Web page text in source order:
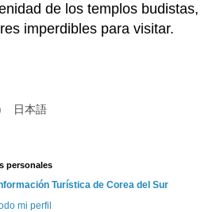
de los templos budistas,
imperdibles para visitar.
日本語
personales
Turística de Corea del Sur
mi perfil